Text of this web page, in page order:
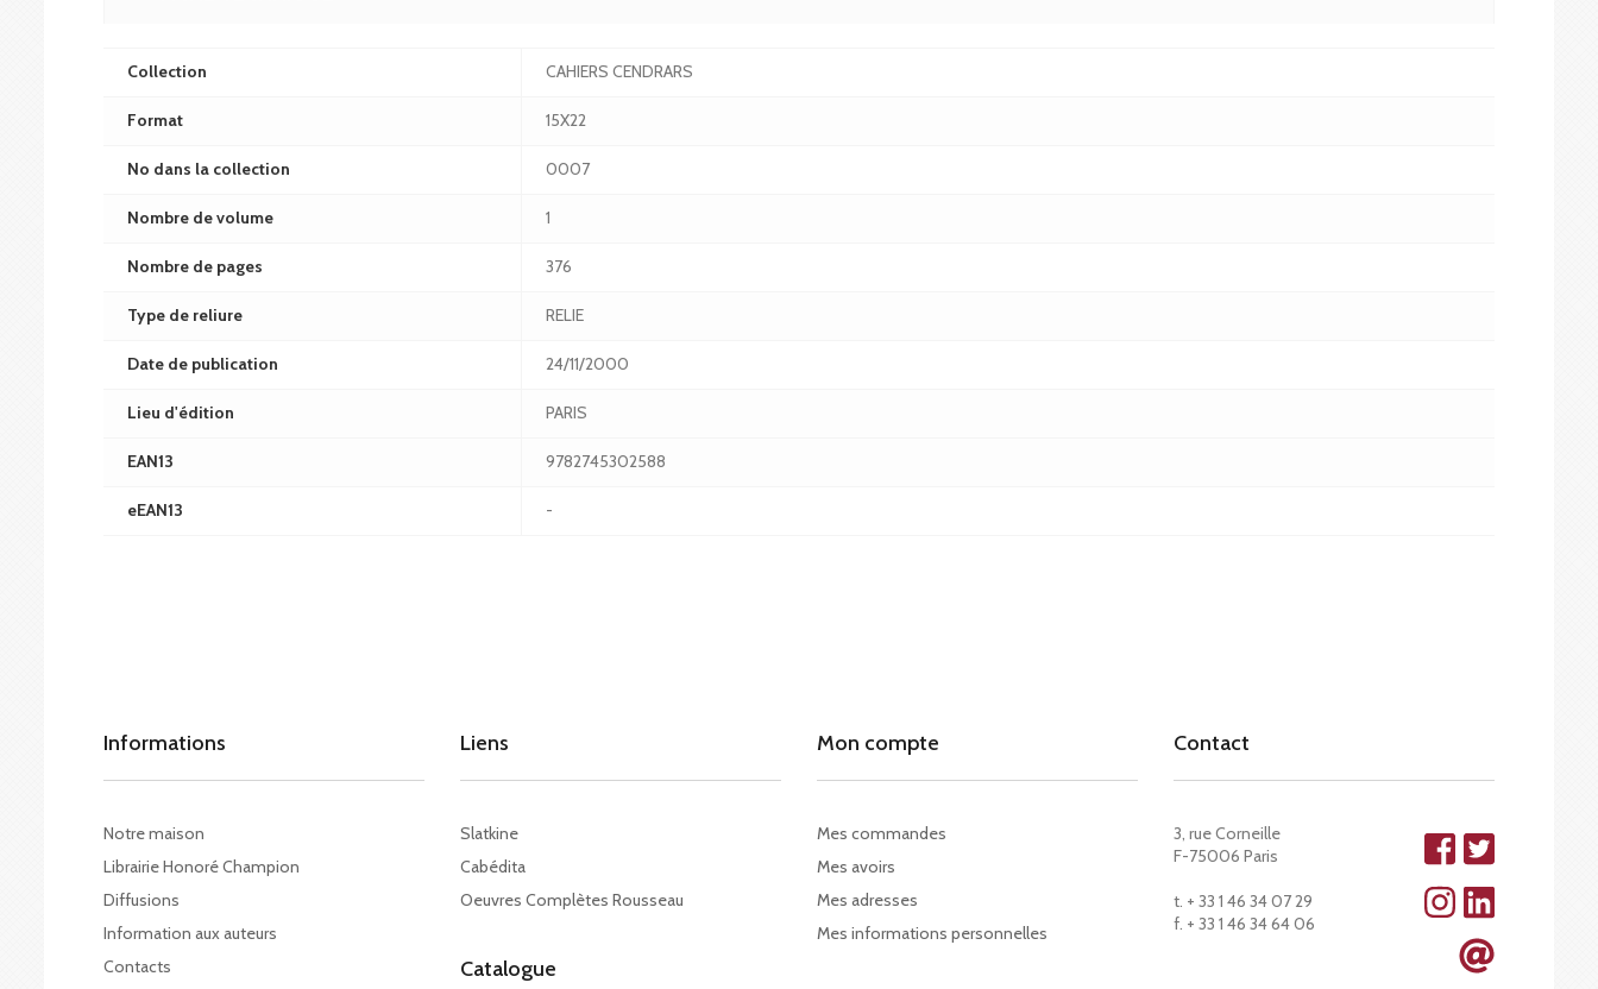
Collection CAHIERS CENDRARS
Format 15X22
No dans la collection 0007
Nombre de volume 1
Nombre de pages 376
Type de reliure RELIE
Date de publication 24/11/2000
Lieu d'édition PARIS
EAN13 9782745302588
eEAN13 -
Informations
Notre maison
Librairie Honoré Champion
Diffusions
Information aux auteurs
Contacts
Liens
Slatkine
Cabédita
Oeuvres Complètes Rousseau
Catalogue
Mon compte
Mes commandes
Mes avoirs
Mes adresses
Mes informations personnelles
Contact
3, rue Corneille
F-75006 Paris
t. + 33 1 46 34 07 29
f. + 33 1 46 34 64 06